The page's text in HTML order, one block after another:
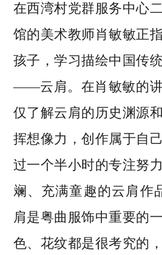
在西湾村党群服务中心
馆的美术教师肖敏敏正
孩子，学习描绘中国传
——云肩。在肖敏敏的
仅了解云肩的历史渊源
挥想像力，创作属于自
过一个半小时的专注努
斓、充满童趣的云肩作
肩是粤曲服饰中重要的
色、花纹都是很考究的